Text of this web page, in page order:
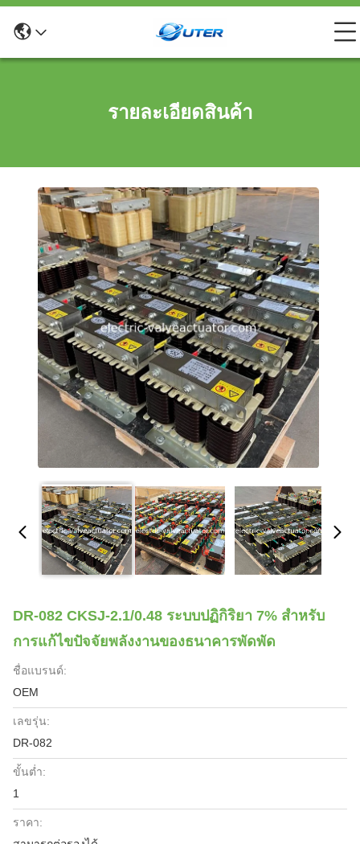
รายละเอียดสินค้า
DR-082 CKSJ-2.1/0.48 ระบบปฏิกิริยา 7% สําหรับ
การแก้ไขปัจจัยพลังงานของธนาคารพัดพัด
ชื่อแบรนด์:
OEM
เลขรุ่น:
DR-082
ขั้นต่ำ:
1
ราคา: